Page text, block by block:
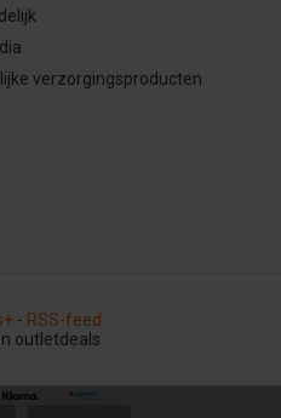
verzorgingsproducten
- RSS-feed
outletdeals